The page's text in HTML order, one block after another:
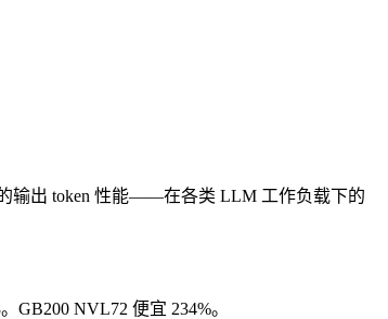
输出 token 性能——在各类 LLM 工作负载下的
GB200 NVL72 便宜 234%。